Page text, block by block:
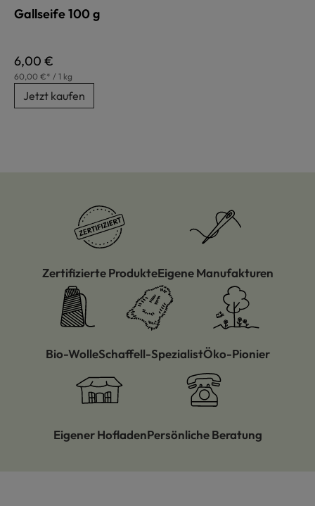
Gallseife 100 g
Regulärer Preis:
6,00 €
60,00 €* / 1 kg
Jetzt kaufen
Zertifizierte ProdukteEigene Manufakturen
Bio-WolleSchaffell-SpezialistÖko-Pionier
Eigener HofladenPersönliche Beratung